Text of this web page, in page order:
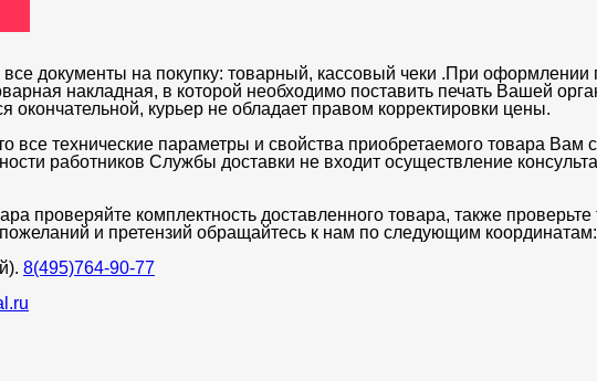
документы на покупку: товарный, кассовый чеки .При оформлении
накладная, в которой необходимо поставить печать Вашей
окончательной, курьер не обладает правом корректировки цены.
все технические параметры и свойства приобретаемого товара Вам
работников Службы доставки не входит осуществление
проверяйте комплектность доставленного товара, также
и претензий обращайтесь к нам по следующим координатам:
8(495)764-90-77